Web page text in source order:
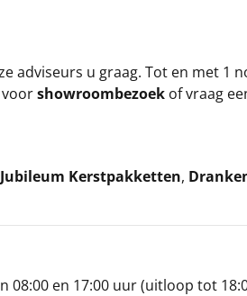
adviseurs u graag. Tot en met 1
voorshowroombezoek of vraag
Jubileum Kerstpakketten,
en 17:00 uur (uitloop tot